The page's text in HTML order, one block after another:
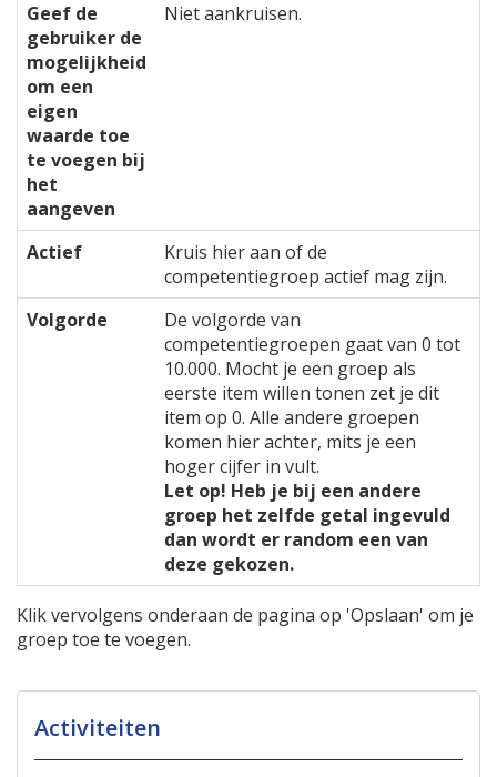
Geef de
gebruiker de
mogelijkheid
om een
eigen
waarde toe
te voegen bij
het
aangeven
Niet aankruisen.
Actief
Kruis hier aan of de
competentiegroep actief mag zijn.
Volgorde
De volgorde van
competentiegroepen gaat van 0 tot
10.000. Mocht je een groep als
eerste item willen tonen zet je dit
item op 0. Alle andere groepen
komen hier achter, mits je een
hoger cijfer in vult.
Let op! Heb je bij een andere
groep het zelfde getal ingevuld
dan wordt er random een van
deze gekozen.
Klik vervolgens onderaan de pagina op 'Opslaan' om je
groep toe te voegen.
Activiteiten